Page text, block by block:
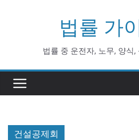
법률 가
법률 중 운전자, 노무, 양식,
건설공제회